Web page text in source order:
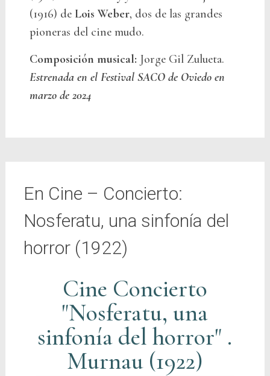
(1916) de Lois Weber, dos de las grandes
pioneras del cine mudo.
Composición musical: Jorge Gil Zulueta.
Estrenada en el Festival SACO de Oviedo en
marzo de 2024
En Cine – Concierto:
Nosferatu, una sinfonía del
horror (1922)
Cine Concierto
"Nosferatu, una
sinfonía del horror" .
Murnau (1922)